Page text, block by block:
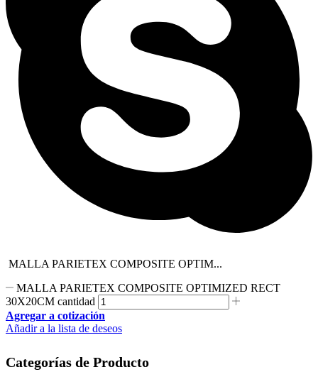
MALLA PARIETEX COMPOSITE OPTIM...
MALLA PARIETEX COMPOSITE OPTIMIZED RECT
30X20CM cantidad
Agregar a cotización
Añadir a la lista de deseos
Categorías de Producto